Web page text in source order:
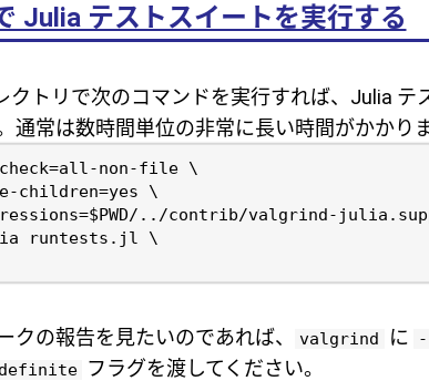
Julia テストスイートを実行する
クトリで次のコマンドを実行すれば、Julia テ
通常は数時間単位の非常に長い時間がかかり
クの報告を見たいのであれば、 valgrind に
フラグを渡してください。